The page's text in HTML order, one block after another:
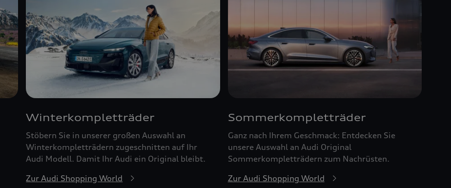
Winterkompletträder
Stöbern Sie in unserer großen Auswahl an
Winterkompletträdern zugeschnitten auf Ihr
Audi Modell. Damit Ihr Audi ein Original bleibt.
Zur Audi Shopping World
Sommerkompletträder
Ganz nach Ihrem Geschmack: Entdecken Sie
unsere Auswahl an Audi Original
Sommerkompletträdern zum Nachrüsten.
Zur Audi Shopping World